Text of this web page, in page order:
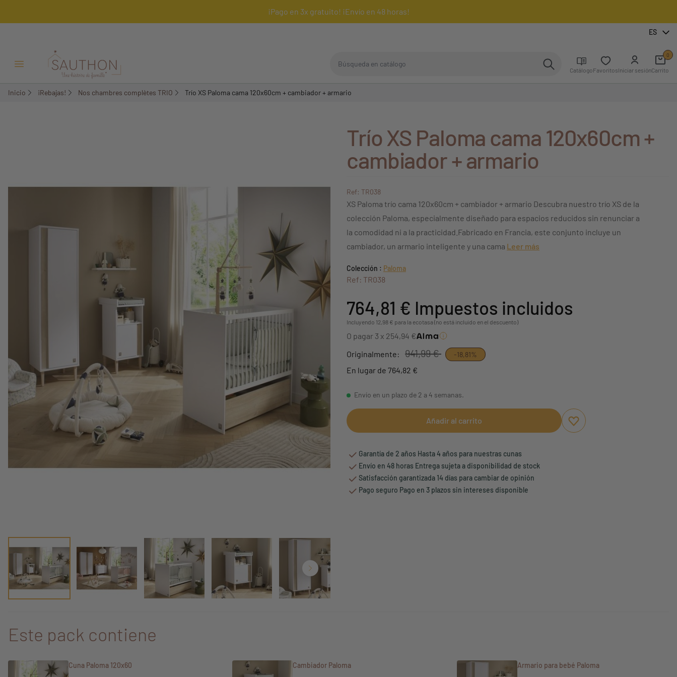
¡Pago en 3x gratuito! ¡Envío en 48 horas!
ES
Menú Abrir/Cerrar CatálogoFavoritosIniciar sesiónCarrito
0
Inicio ¡Rebajas! Nos chambres complètes TRIO Trío XS Paloma cama 120x60cm + cambiador + armario
Trío XS Paloma cama 120x60cm +
cambiador + armario
Ref: TR038
XS Paloma trío cama 120x60cm + cambiador + armario Descubra nuestro trío XS de la
colección Paloma, especialmente diseñado para espacios reducidos sin renunciar a
la comodidad ni a la practicidad.Fabricado en Francia, este conjunto incluye un
cambiador, un armario inteligente y una cama Leer más
Colección : Paloma
Ref: TR038
764,81 € Impuestos incluidos
Incluyendo 12,98 € para la ecotasa (no está incluido en el descuento)
O pagar 3 x 254,94 €
Originalmente:
941,99 € -18,81%
En lugar de 764,82 €
Envío en un plazo de 2 a 4 semanas.
Añadir al carrito
Aggiungi ai preferiti
borrar favoritos
Garantía de 2 años Hasta 4 años para nuestras cunas
Envío en 48 horas Entrega sujeta a disponibilidad de stock
Satisfacción garantizada 14 días para cambiar de opinión
Pago seguro Pago en 3 plazos sin intereses disponible
Este pack contiene
Cuna Paloma 120x60 Cambiador Paloma Armario para bebé Paloma